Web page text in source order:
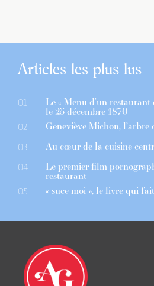
Articles les plus lus
01 Le « Menu d’un
le 25 décembre 1870
02 Geneviève Michon, l’arbre
03 Au cœur de la cuisine
04 Le premier film
restaurant
05 « suce moi », le livre qui